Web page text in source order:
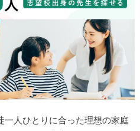
一人ひとりに合った理想の家庭